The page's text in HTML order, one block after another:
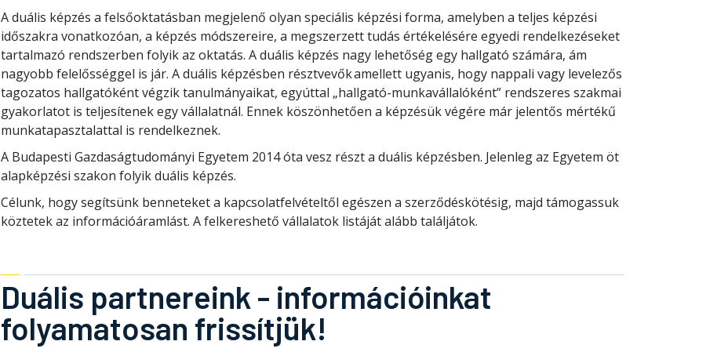
A duális képzés a felsőoktatásban megjelenő olyan speciális képzési forma, amelyben a teljes képzési
időszakra vonatkozóan, a képzés módszereire, a megszerzett tudás értékelésére egyedi rendelkezéseket
tartalmazó rendszerben folyik az oktatás. A duális képzés nagy lehetőség egy hallgató számára, ám
nagyobb felelősséggel is jár. A duális képzésben résztvevők amellett ugyanis, hogy nappali vagy levelezős
tagozatos hallgatóként végzik tanulmányaikat, egyúttal „hallgató-munkavállalóként” rendszeres szakmai
gyakorlatot is teljesítenek egy vállalatnál. Ennek köszönhetően a képzésük végére már jelentős mértékű
munkatapasztalattal is rendelkeznek.
A Budapesti Gazdaságtudományi Egyetem 2014 óta vesz részt a duális képzésben. Jelenleg az Egyetem öt
alapképzési szakon folyik duális képzés.
Célunk, hogy segítsünk benneteket a kapcsolatfelvételtől egészen a szerződéskötésig, majd támogassuk
köztetek az információáramlást. A felkereshető vállalatok listáját alább találjátok.
Duális partnereink - információinkat
folyamatosan frissítjük!